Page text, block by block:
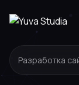
Разработка